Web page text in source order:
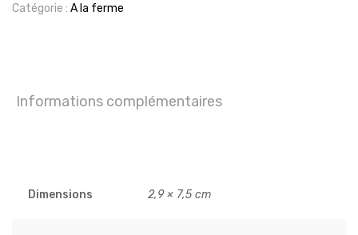
Catégorie : A la ferme
Informations complémentaires
Dimensions 2,9 × 7,5 cm